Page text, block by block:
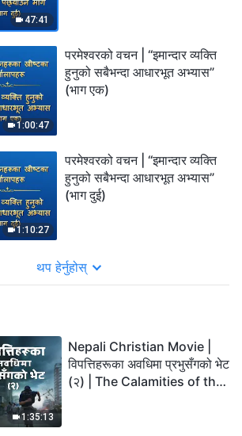
47:41
1:00:47
परमेश्‍वरको वचन | “इमान्दार व्यक्ति
हुनुको सबैभन्दा आधारभूत अभ्यास”
(भाग एक)
1:10:27
परमेश्‍वरको वचन | “इमान्दार व्यक्ति
हुनुको सबैभन्दा आधारभूत अभ्यास”
(भाग दुई)
थप हेर्नुहोस्
1:35:13
Nepali Christian Movie |
विपत्तिहरूका अवधिमा प्रभुसँगको भेट
(२) | The Calamities of the